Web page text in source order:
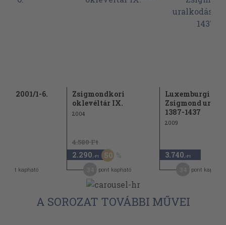
2001/1-6.
pont kapható
Zsigmondkori
oklevéltár IX.
2004
4.580 Ft
2.290 ,-Ft 50
pont kapható
Luxemburgi
Zsigmond
1387-1437
2009
3.740 ,-Ft
pont kapható
A SOROZAT TOVÁBBI MŰVEI